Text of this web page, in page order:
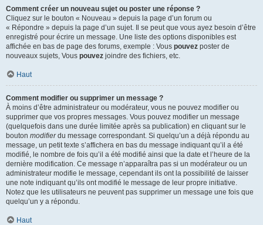
Comment créer un nouveau sujet ou poster une réponse ?
Cliquez sur le bouton « Nouveau » depuis la page d’un forum ou
« Répondre » depuis la page d’un sujet. Il se peut que vous ayez besoin d’être
enregistré pour écrire un message. Une liste des options disponibles est
affichée en bas de page des forums, exemple : Vous pouvez poster de
nouveaux sujets, Vous pouvez joindre des fichiers, etc.
Haut
Comment modifier ou supprimer un message ?
À moins d’être administrateur ou modérateur, vous ne pouvez modifier ou
supprimer que vos propres messages. Vous pouvez modifier un message
(quelquefois dans une durée limitée après sa publication) en cliquant sur le
bouton modifierdu message correspondant. Si quelqu’un a déjà répondu au
message, un petit texte s’affichera en bas du message indiquant qu’il a été
modifié, le nombre de fois qu’il a été modifié ainsi que la date et l’heure de la
dernière modification. Ce message n’apparaîtra pas si un modérateur ou un
administrateur modifie le message, cependant ils ont la possibilité de laisser
une note indiquant qu’ils ont modifié le message de leur propre initiative.
Notez que les utilisateurs ne peuvent pas supprimer un message une fois que
quelqu’un y a répondu.
Haut